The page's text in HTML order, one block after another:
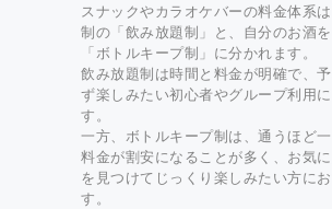
スナックやカラオケバーの料金体系
制の「飲み放題制」と、自分のお酒
「ボトルキープ制」に分かれます。
飲み放題制は時間と料金が明確で、
ず楽しみたい初心者やグループ利用
す。
一方、ボトルキープ制は、通うほど
料金が割安になることが多く、お気
を見つけてじっくり楽しみたい方に
す。